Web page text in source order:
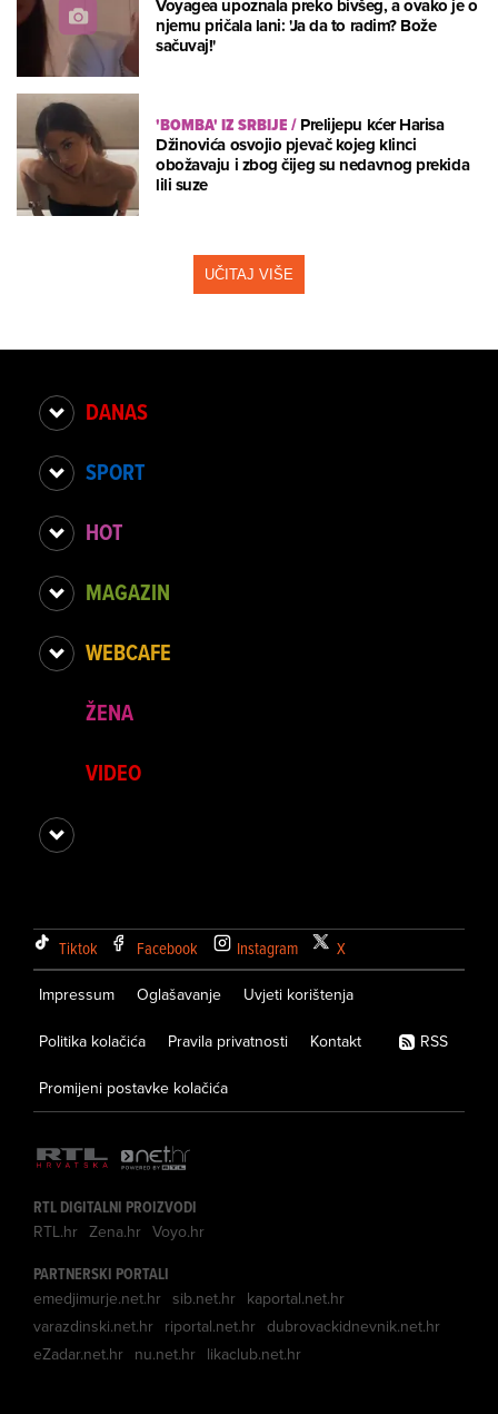
Voyagea upoznala preko bivšeg, a ovako je o
njemu pričala lani: 'Ja da to radim? Bože
sačuvaj!'
'BOMBA' IZ SRBIJE/Prelijepu kćer Harisa
Džinovića osvojio pjevač kojeg klinci
obožavaju i zbog čijeg su nedavnog prekida
lili suze
UČITAJ VIŠE
DANAS
SPORT
HOT
MAGAZIN
WEBCAFE
ŽENA
VIDEO
Tiktok Facebook Instagram X
Impressum Oglašavanje Uvjeti korištenja
Politika kolačića Pravila privatnosti Kontakt
Promijeni postavke kolačića
RSS
RTL DIGITALNI PROIZVODI
RTL.hr Zena.hr Voyo.hr
PARTNERSKI PORTALI
emedjimurje.net.hr sib.net.hr kaportal.net.hr
varazdinski.net.hr riportal.net.hr dubrovackidnevnik.net.hr
eZadar.net.hr nu.net.hr likaclub.net.hr